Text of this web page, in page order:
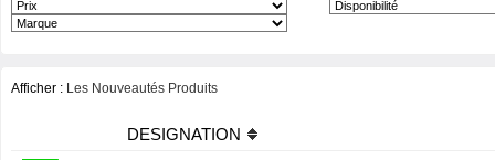
Afficher : Les Nouveautés Produits
DESIGNATION